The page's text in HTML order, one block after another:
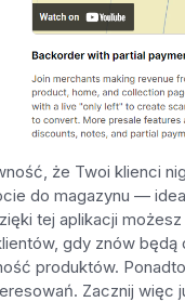
że Twoi klienci
do magazynu —
tej aplikacji
gdy znów
produktów.
Zacznij więc